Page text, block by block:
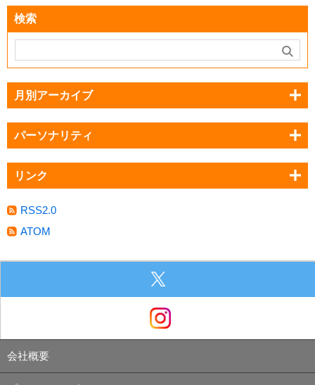
検索
月別アーカイブ
パーソナリティ
リンク
RSS2.0
ATOM
会社概要